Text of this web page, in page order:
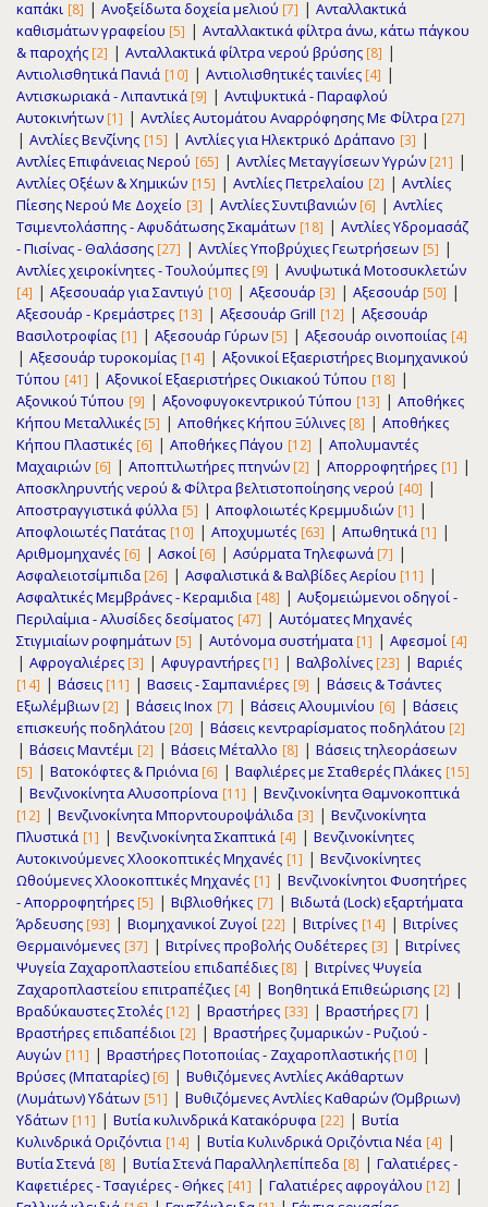
καπάκι [8] | Ανοξείδωτα δοχεία μελιού [7] | Ανταλλακτικά
καθισμάτων γραφείου [5] | Ανταλλακτικά φίλτρα άνω, κάτω πάγκου
& παροχής [2] | Ανταλλακτικά φίλτρα νερού βρύσης [8] |
Αντιολισθητικά Πανιά [10] | Αντιολισθητικές ταινίες [4] |
Αντισκωριακά - Λιπαντικά [9] | Αντιψυκτικά - Παραφλού
Αυτοκινήτων [1] | Αντλίες Αυτομάτου Αναρρόφησης Με Φίλτρα [27]
| Αντλίες Βενζίνης [15] | Αντλίες για Ηλεκτρικό Δράπανο [3] |
Αντλίες Επιφάνειας Νερού [65] | Αντλίες Μεταγγίσεων Υγρών [21] |
Αντλίες Οξέων & Χημικών [15] | Αντλίες Πετρελαίου [2] | Αντλίες
Πίεσης Νερού Με Δοχείο [3] | Αντλίες Συντιβανιών [6] | Αντλίες
Τσιμεντολάσπης - Αφυδάτωσης Σκαμάτων [18] | Αντλίες Υδρομασάζ
- Πισίνας - Θαλάσσης [27] | Αντλίες Υποβρύχιες Γεωτρήσεων [5] |
Αντλίες χειροκίνητες - Τουλούμπες [9] | Ανυψωτικά Μοτοσυκλετών
[4] | Αξεσουαάρ για Σαντιγύ [10] | Αξεσουάρ [3] | Αξεσουάρ [50] |
Αξεσουάρ - Κρεμάστρες [13] | Αξεσουάρ Grill [12] | Αξεσουάρ
Βασιλοτροφίας [1] | Αξεσουάρ Γύρων [5] | Αξεσουάρ οινοποιίας [4]
| Αξεσουάρ τυροκομίας [14] | Αξονικοί Εξαεριστήρες Βιομηχανικού
Τύπου [41] | Αξονικοί Εξαεριστήρες Οικιακού Τύπου [18] |
Αξονικού Τύπου [9] | Αξονοφυγοκεντρικού Τύπου [13] | Αποθήκες
Κήπου Μεταλλικές [5] | Αποθήκες Κήπου Ξύλινες [8] | Αποθήκες
Κήπου Πλαστικές [6] | Αποθήκες Πάγου [12] | Απολυμαντές
Μαχαιριών [6] | Αποπτιλωτήρες πτηνών [2] | Απορροφητήρες [1] |
Αποσκληρυντής νερού & Φίλτρα βελτιστοποίησης νερού [40] |
Αποστραγγιστικά φύλλα [5] | Αποφλοιωτές Κρεμμυδιών [1] |
Αποφλοιωτές Πατάτας [10] | Αποχυμωτές [63] | Απωθητικά [1] |
Αριθμομηχανές [6] | Ασκοί [6] | Ασύρματα Τηλεφωνά [7] |
Ασφαλειοτσίμπιδα [26] | Ασφαλιστικά & Βαλβίδες Αερίου [11] |
Ασφαλτικές Μεμβράνες - Κεραμιδια [48] | Αυξομειώμενοι οδηγοί -
Περιλαίμια - Αλυσίδες δεσίματος [47] | Αυτόματες Μηχανές
Στιγμιαίων ροφημάτων [5] | Αυτόνομα συστήματα [1] | Αφεσμοί [4]
| Αφρογαλιέρες [3] | Αφυγραντήρες [1] | Βαλβολίνες [23] | Βαριές
[14] | Βάσεις [11] | Βασεις - Σαμπανιέρες [9] | Βάσεις & Τσάντες
Εξωλέμβιων [2] | Βάσεις Inox [7] | Βάσεις Αλουμινίου [6] | Βάσεις
επισκευής ποδηλάτου [20] | Βάσεις κεντραρίσματος ποδηλάτου [2]
| Βάσεις Μαντέμι [2] | Βάσεις Μέταλλο [8] | Βάσεις τηλεοράσεων
[5] | Βατοκόφτες & Πριόνια [6] | Βαφλιέρες με Σταθερές Πλάκες [15]
| Βενζινοκίνητα Αλυσοπρίονα [11] | Βενζινοκίνητα Θαμνοκοπτικά
[12] | Βενζινοκίνητα Μπορντουροψάλιδα [3] | Βενζινοκίνητα
Πλυστικά [1] | Βενζινοκίνητα Σκαπτικά [4] | Βενζινοκίνητες
Αυτοκινούμενες Χλοοκοπτικές Μηχανές [1] | Βενζινοκίνητες
Ωθούμενες Χλοοκοπτικές Μηχανές [1] | Βενζινοκίνητοι Φυσητήρες
- Απορροφητήρες [5] | Βιβλιοθήκες [7] | Βιδωτά (Lock) εξαρτήματα
Άρδευσης [93] | Βιομηχανικοί Ζυγοί [22] | Βιτρίνες [14] | Βιτρίνες
Θερμαινόμενες [37] | Βιτρίνες προβολής Ουδέτερες [3] | Βιτρίνες
Ψυγεία Ζαχαρoπλαστείου επιδαπέδιες [8] | Βιτρίνες Ψυγεία
Ζαχαρoπλαστείου επιτραπέζιες [4] | Βοηθητικά Επιθεώρισης [2] |
Βραδύκαυστες Στολές [12] | Βραστήρες [33] | Βραστήρες [7] |
Βραστήρες επιδαπέδιοι [2] | Βραστήρες ζυμαρικών - Ρυζιού -
Αυγών [11] | Βραστήρες Ποτοποιίας - Ζαχαροπλαστικής [10] |
Βρύσες (Μπαταρίες) [6] | Βυθιζόμενες Αντλίες Ακάθαρτων
(Λυμάτων) Υδάτων [51] | Βυθιζόμενες Αντλίες Καθαρών (Όμβριων)
Υδάτων [11] | Βυτία κυλινδρικά Κατακόρυφα [22] | Βυτία
Κυλινδρικά Οριζόντια [14] | Βυτία Κυλινδρικά Οριζόντια Νέα [4] |
Βυτία Στενά [8] | Βυτία Στενά Παραλληλεπίπεδα [8] | Γαλατιέρες -
Καφετιέρες - Τσαγιέρες - Θήκες [41] | Γαλατιέρες αφρογάλου [12] |